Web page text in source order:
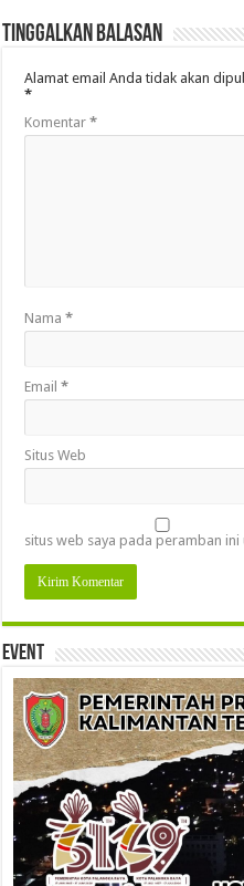
Tinggalkan Balasan
Alamat email Anda tidak akan
*
Komentar*
Nama*
Email*
Situs Web
situs web saya pada peramban
Event